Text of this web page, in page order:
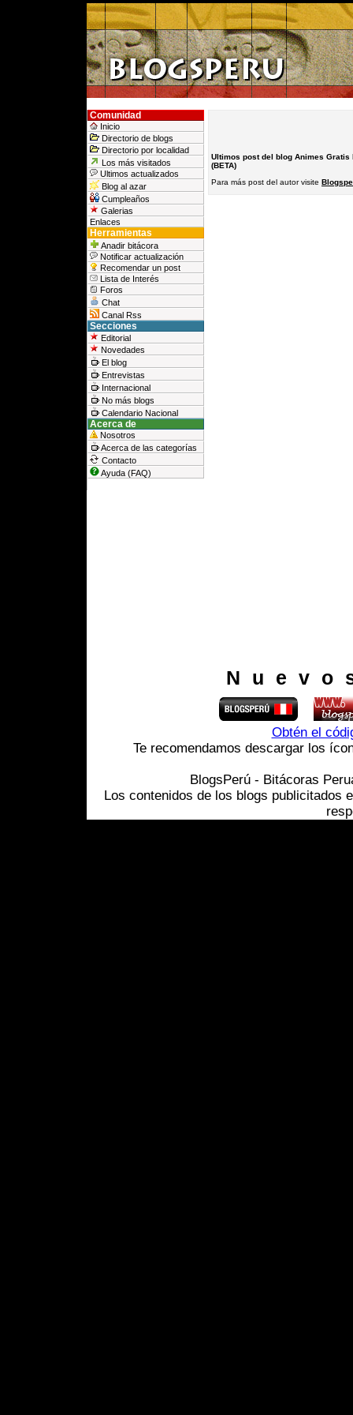
Comunidad
Inicio
Directorio de blogs
Directorio por localidad
Los más visitados
Ultimos actualizados
Blog al azar
Cumpleaños
Galerias
Enlaces
Herramientas
Anadir bitácora
Notificar actualización
Recomendar un post
Lista de Interés
Foros
Chat
Canal Rss
Secciones
Editorial
Novedades
El blog
Entrevistas
Internacional
No más blogs
Calendario Nacional
Acerca de
Nosotros
Acerca de las categorías
Contacto
Ayuda (FAQ)
Ultimos post del blog Animes Gratis
(BETA)
Para más post del autor visite
Obtén el
Te recomendamos descargar los
BlogsPerú - Bitácoras
Los contenidos de los blogs publicitados